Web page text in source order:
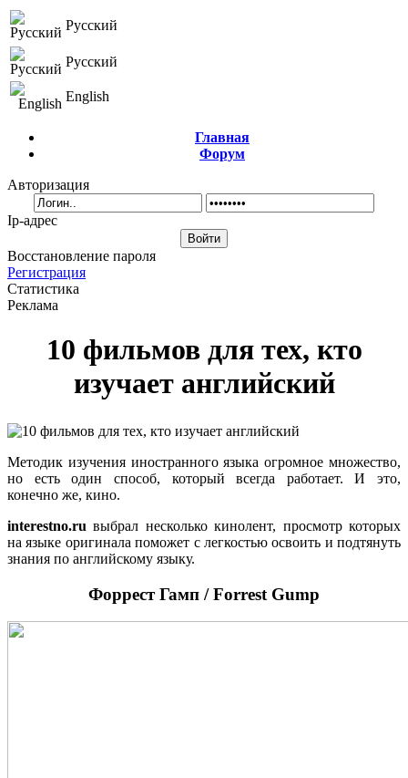
Русский
Русский
English
Главная
Форум
Авторизация
Ip-адрес
Восстановление пароля
Регистрация
Статистика
Реклама
10 фильмов для тех, кто
изучает английский
Методик изучения иностранного языка огромное множество,
но есть один способ, который всегда работает. И это,
конечно же, кино.
interestno.ru выбрал несколько кинолент, просмотр которых
на языке оригинала поможет с легкостью освоить и подтянуть
знания по английскому языку.
Форрест Гамп / Forrest Gump